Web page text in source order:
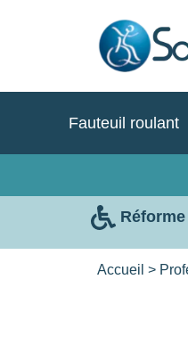
Fauteuil roulant
Accueil >